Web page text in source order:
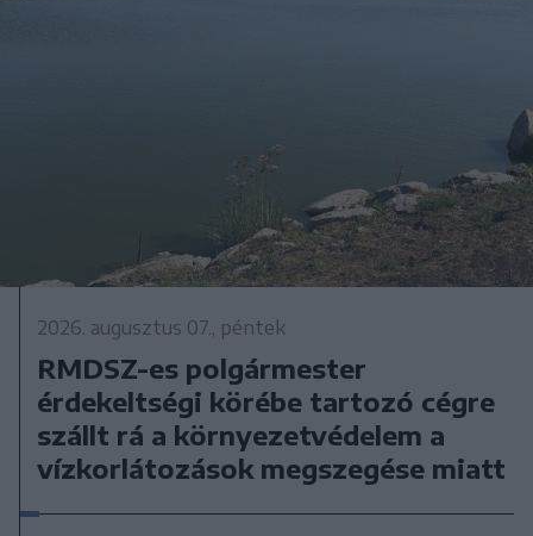
2026. augusztus 07., péntek
RMDSZ-es polgármester
érdekeltségi körébe tartozó cégre
szállt rá a környezetvédelem a
vízkorlátozások megszegése miatt